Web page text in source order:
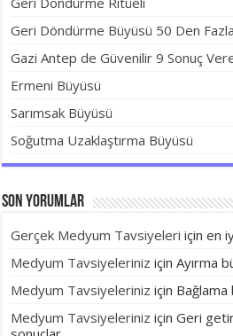
Geri Döndürme Büyüsü 50 Den
Gazi Antep de Güvenilir 9 Sonuç
Ermeni Büyüsü
Sarımsak Büyüsü
Soğutma Uzaklaştırma Büyüsü
Son yorumlar
Gerçek Medyum Tavsiyeleri içinen
Medyum Tavsiyeleriniz içinAyırma
Medyum Tavsiyeleriniz için
Medyum Tavsiyeleriniz içinGeri